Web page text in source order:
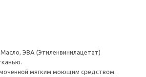
ЭВА (Этиленвинилацетат)
мягким моющим средством.